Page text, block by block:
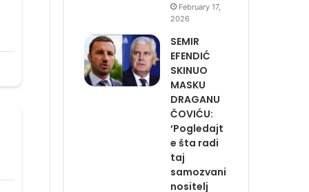
February 17,
2026
SEMIR
EFENDIĆ
SKINUO
MASKU
DRAGANU
ČOVIĆU:
‘Pogledajt
e šta radi
taj
samozvani
nositelj